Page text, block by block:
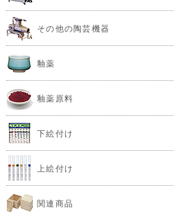
その他の陶芸機器
釉薬
釉薬原料
下絵付け
上絵付け
関連商品